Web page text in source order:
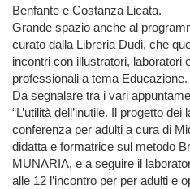
Benfante e Costanza Licata.
Grande spazio anche al
curato dalla Libreria Dudi, che
incontri con illustratori, laboratori
professionali a tema Educazione.
Da segnalare tra i vari
“L’utilità dell’inutile. Il progetto
conferenza per adulti a cura di
didatta e formatrice sul metodo
MUNARIA, e a seguire il
alle 12 l’incontro per per adulti e